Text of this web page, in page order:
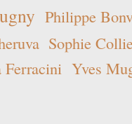
Philippe
Sophie
Ferracini Yves